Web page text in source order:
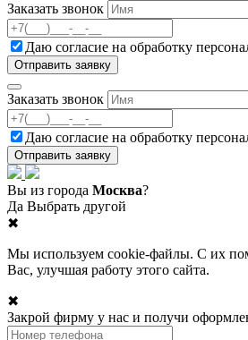
Заказать звонок
Даю согласие на обработку
Заказать звонок
Даю согласие на обработку
Вы из города Москва?
Да Выбрать другой
✖
Мы используем cookie-файлы. С их
Вас, улучшая работу этого сайта.
✖
Закрой фирму у нас и получи